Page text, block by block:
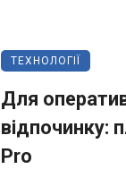
ТЕХНОЛОГІЇ
Для
відпочинку:
Pro